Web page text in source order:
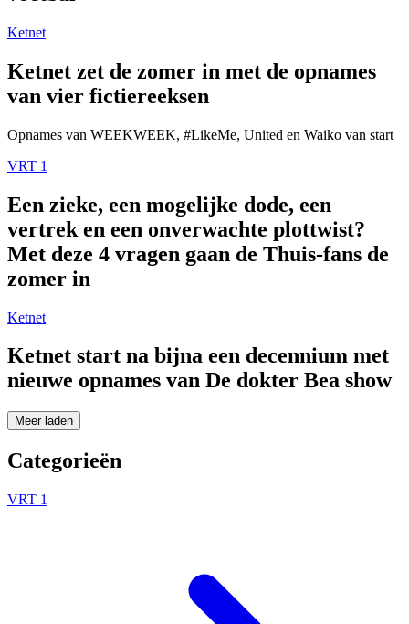
Ketnet
Ketnet zet de zomer in met de opnames
van vier fictiereeksen
Opnames van WEEKWEEK, #LikeMe, United en Waiko van start
VRT 1
Een zieke, een mogelijke dode, een
vertrek en een onverwachte plottwist?
Met deze 4 vragen gaan de Thuis-fans de
zomer in
Ketnet
Ketnet start na bijna een decennium met
nieuwe opnames van De dokter Bea show
Meer laden
Categorieën
VRT 1